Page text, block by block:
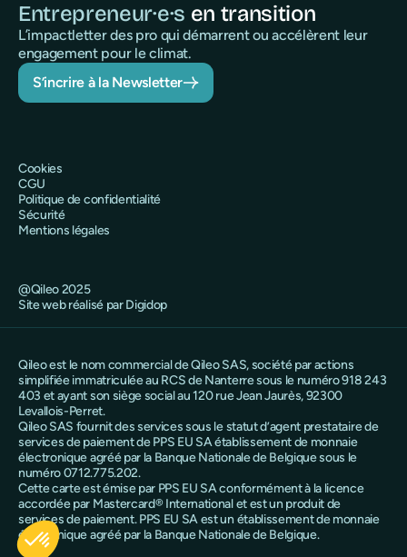
Entrepreneur·e·s en transition
L’impactletter des pro qui démarrent ou accélèrent leur
engagement pour le climat.
S’incrire à la Newsletter
@Qileo 2025
Site web réalisé par Digidop
Cookies
CGU
Politique de confidentialité
Sécurité
Mentions légales
Qileo est le nom commercial de Qileo SAS, société par actions
simplifiée immatriculée au RCS de Nanterre sous le numéro 918 243
403 et ayant son siège social au 120 rue Jean Jaurès, 92300
Levallois-Perret.
Qileo SAS fournit des services sous le statut d’agent prestataire de
services de paiement de PPS EU SA établissement de monnaie
électronique agréé par la Banque Nationale de Belgique sous le
numéro 0712.775.202.
Cette carte est émise par PPS EU SA conformément à la licence
accordée par Mastercard® International et est un produit de
services de paiement. PPS EU SA est un établissement de monnaie
électronique agréé par la Banque Nationale de Belgique.